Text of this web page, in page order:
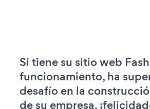
Si tiene su sitio web
funcionamiento, ha
desafío en la
de su empresa.